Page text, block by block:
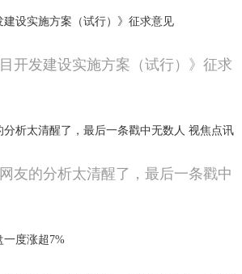
建设实施方案（试行）》征求意见
开发建设实施方案（试行）》征求
析太清醒了，最后一条戳中无数人 视焦点讯
友的分析太清醒了，最后一条戳中
一度涨超7%